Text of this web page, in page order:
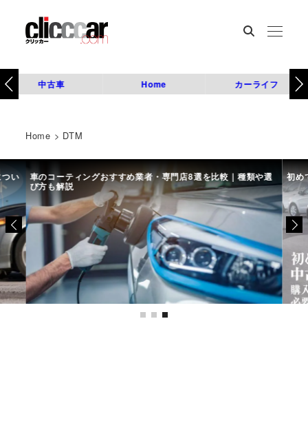
中古車 Home カーライフ
Home > DTM
い 車のコーティングおすすめ業者・専門店8選を比較｜種類や選
び方も解説
初め